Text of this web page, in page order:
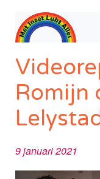
Romijn
9 januari 2021